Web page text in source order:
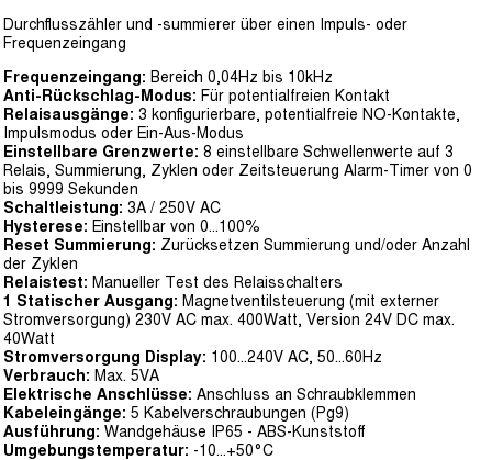
Durchflusszähler und -summierer über einen Impuls- oder
Frequenzeingang
Frequenzeingang: Bereich 0,04Hz bis 10kHz
Anti-Rückschlag-Modus: Für potentialfreien Kontakt
Relaisausgänge: 3 konfigurierbare, potentialfreie NO-Kontakte,
Impulsmodus oder Ein-Aus-Modus
Einstellbare Grenzwerte: 8 einstellbare Schwellenwerte auf 3
Relais, Summierung, Zyklen oder Zeitsteuerung Alarm-Timer von 0
bis 9999 Sekunden
Schaltleistung: 3A / 250V AC
Hysterese: Einstellbar von 0...100%
Reset Summierung: Zurücksetzen Summierung und/oder Anzahl
der Zyklen
Relaistest: Manueller Test des Relaisschalters
1 Statischer Ausgang: Magnetventilsteuerung (mit externer
Stromversorgung) 230V AC max. 400Watt, Version 24V DC max.
40Watt
Stromversorgung Display: 100...240V AC, 50...60Hz
Verbrauch: Max. 5VA
Elektrische Anschlüsse: Anschluss an Schraubklemmen
Kabeleingänge: 5 Kabelverschraubungen (Pg9)
Ausführung: Wandgehäuse IP65 - ABS-Kunststoff
Umgebungstemperatur: -10...+50°C